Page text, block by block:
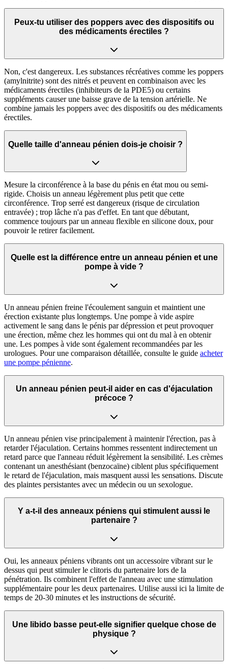
Peux-tu utiliser des poppers avec des dispositifs ou
des médicaments érectiles ?
Non, c'est dangereux. Les substances récréatives comme les poppers
(amylnitrite) sont des nitrés et peuvent en combinaison avec les
médicaments érectiles (inhibiteurs de la PDE5) ou certains
suppléments causer une baisse grave de la tension artérielle. Ne
combine jamais les poppers avec des dispositifs ou des médicaments
érectiles.
Quelle taille d'anneau pénien dois-je choisir ?
Mesure la circonférence à la base du pénis en état mou ou semi-
rigide. Choisis un anneau légèrement plus petit que cette
circonférence. Trop serré est dangereux (risque de circulation
entravée) ; trop lâche n'a pas d'effet. En tant que débutant,
commence toujours par un anneau flexible en silicone doux, pour
pouvoir le retirer facilement.
Quelle est la différence entre un anneau pénien et une
pompe à vide ?
Un anneau pénien freine l'écoulement sanguin et maintient une
érection existante plus longtemps. Une pompe à vide aspire
activement le sang dans le pénis par dépression et peut provoquer
une érection, même chez les hommes qui ont du mal à en obtenir
une. Les pompes à vide sont également recommandées par les
urologues. Pour une comparaison détaillée, consulte le guide acheter
une pompe pénienne.
Un anneau pénien peut-il aider en cas d'éjaculation
précoce ?
Un anneau pénien vise principalement à maintenir l'érection, pas à
retarder l'éjaculation. Certains hommes ressentent indirectement un
retard parce que l'anneau réduit légèrement la sensibilité. Les crèmes
contenant un anesthésiant (benzocaïne) ciblent plus spécifiquement
le retard de l'éjaculation, mais masquent aussi les sensations. Discute
des plaintes persistantes avec un médecin ou un sexologue.
Y a-t-il des anneaux péniens qui stimulent aussi le
partenaire ?
Oui, les anneaux péniens vibrants ont un accessoire vibrant sur le
dessus qui peut stimuler le clitoris du partenaire lors de la
pénétration. Ils combinent l'effet de l'anneau avec une stimulation
supplémentaire pour les deux partenaires. Utilise aussi ici la limite de
temps de 20-30 minutes et les instructions de sécurité.
Une libido basse peut-elle signifier quelque chose de
physique ?